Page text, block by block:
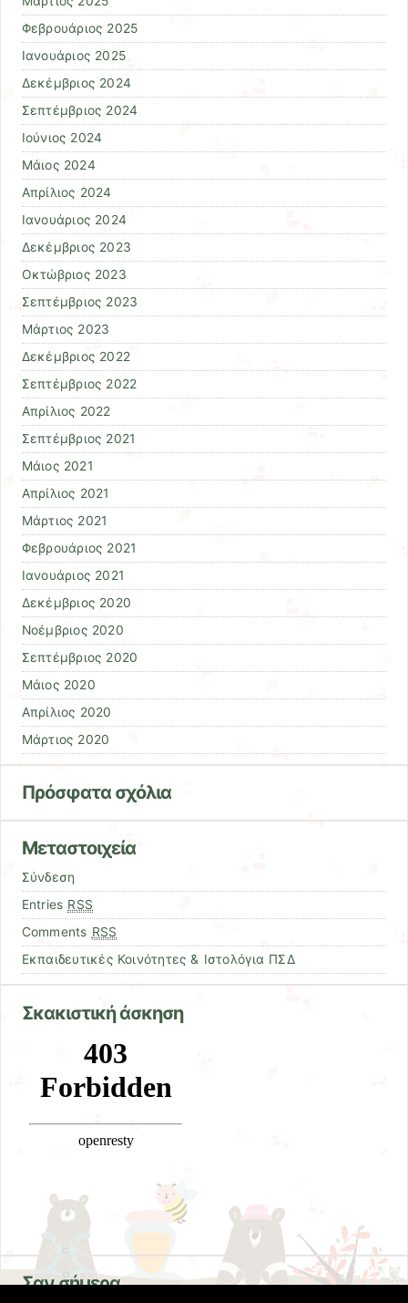
Φεβρουάριος 2025
Ιανουάριος 2025
Δεκέμβριος 2024
Σεπτέμβριος 2024
Ιούνιος 2024
Μάιος 2024
Απρίλιος 2024
Ιανουάριος 2024
Δεκέμβριος 2023
Οκτώβριος 2023
Σεπτέμβριος 2023
Μάρτιος 2023
Δεκέμβριος 2022
Σεπτέμβριος 2022
Απρίλιος 2022
Σεπτέμβριος 2021
Μάιος 2021
Απρίλιος 2021
Μάρτιος 2021
Φεβρουάριος 2021
Ιανουάριος 2021
Δεκέμβριος 2020
Νοέμβριος 2020
Σεπτέμβριος 2020
Μάιος 2020
Απρίλιος 2020
Μάρτιος 2020
Πρόσφατα σχόλια
Μεταστοιχεία
Σύνδεση
Entries RSS
Comments RSS
Εκπαιδευτικές Κοινότητες & Ιστολόγια ΠΣΔ
Σκακιστική άσκηση
Σαν σήμερα